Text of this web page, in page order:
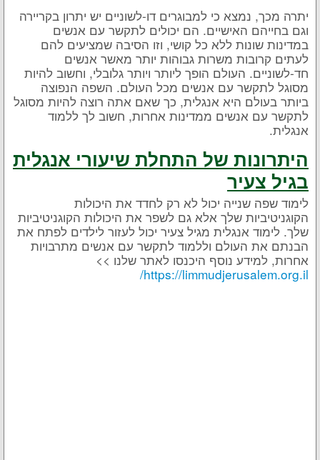
יתרה מכך, נמצא כי למבוגרים דו-לשוניים יש יתרון בקריירה
וגם בחייהם האישיים. הם יכולים לתקשר עם אנשים
במדינות שונות ללא כל קושי, וזו הסיבה שמציעים להם
לעתים קרובות משרות גבוהות יותר מאשר אנשים
חד-לשוניים. העולם הופך ליותר ויותר גלובלי, וחשוב להיות
מסוגל לתקשר עם אנשים מכל העולם. השפה הנפוצה
ביותר בעולם היא אנגלית, כך שאם אתה רוצה להיות מסוגל
לתקשר עם אנשים ממדינות אחרות, חשוב לך ללמוד
אנגלית.
היתרונות של התחלת שיעורי אנגלית
בגיל צעיר
לימוד שפה שנייה יכול לא רק לחדד את היכולות
הקוגניטיביות שלך אלא גם לשפר את היכולות הקוגניטיביות
שלך. לימוד אנגלית מגיל צעיר יכול לעזור לילדים לפתח את
הבנתם את העולם וללמוד לתקשר עם אנשים מתרבויות
אחרות, למידע נוסף היכנסו לאתר שלנו >>
https://limmudjerusalem.org.il/